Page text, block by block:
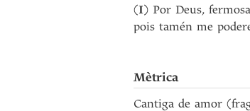
(I) Por Deus,
pois tamén me
Mètrica
Cantiga de amor